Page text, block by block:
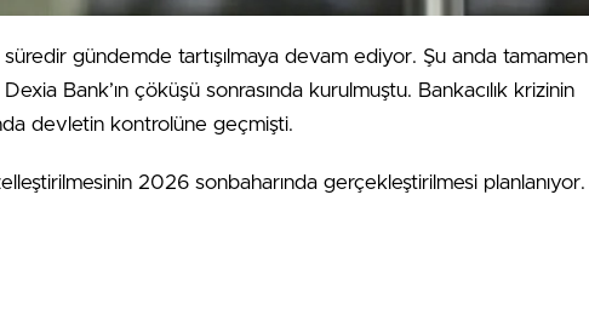
süredir gündemde tartışılmaya devam ediyor. Şu anda tamamen
Bank’ın çöküşü sonrasında kurulmuştu. Bankacılık krizinin
devletin kontrolüne geçmişti.
2026 sonbaharında gerçekleştirilmesi planlanıyor.